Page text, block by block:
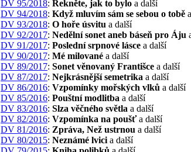
DV 95/2018: Řekněte, jak to bylo a další
DV 94/2018: Když mluvím sám se sebou o tobě
DV 93/2018: O hoře úsvitu a další
DV 92/2017: Nedělní sonet aneb báseň pro Áju
DV 91/2017: Poslední srpnové lásce a další
DV 90/2017: Mé milované a další
DV 89/2017: Sonet věnovaný Františce a další
DV 87/2017: Nejkrásnější semetrika a další
DV 86/2016: Vzpomínky mořských vlků a další
DV 85/2016: Pouštní modlitba a další
DV 83/2016: Slza věčného světla a další
DV 82/2016: Vzpomínka na poušťa další
DV 81/2016: Zpráva, Než ustrnou a další
DV 80/2015: Neznámé lvici a další